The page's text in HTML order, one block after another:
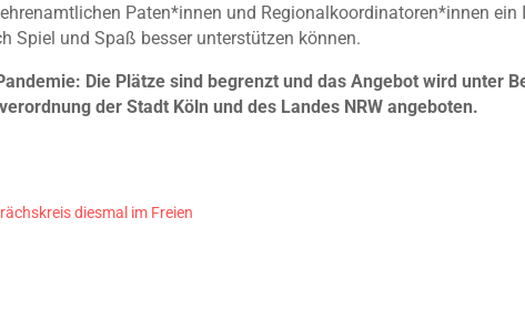
Paten*innen und Regionalkoordinatoren*innen
Spiel und Spaß besser unterstützen können.
Die Plätze sind begrenzt und das Angebot wird unter
der Stadt Köln und des Landes NRW angeboten.
diesmal im Freien